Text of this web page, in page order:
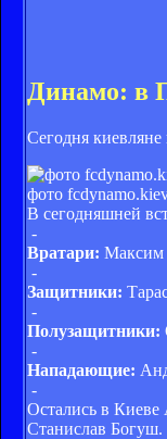
Динамо: в
Сегодня
фото
В сегодняшней
-
Вратари: Максим
-
Защитники:
-
Полузащитники:
-
Нападающие:
-
Остались в
Станислав Богуш.